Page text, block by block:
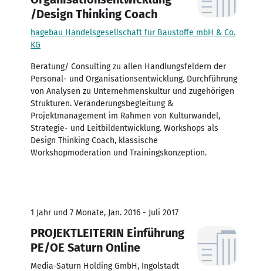
/Design Thinking Coach
hagebau Handelsgesellschaft für Baustoffe mbH & Co.
KG
Beratung/ Consulting zu allen Handlungsfeldern der
Personal- und Organisationsentwicklung. Durchführung
von Analysen zu Unternehmenskultur und zugehörigen
Strukturen. Veränderungsbegleitung &
Projektmanagement im Rahmen von Kulturwandel,
Strategie- und Leitbildentwicklung. Workshops als
Design Thinking Coach, klassische
Workshopmoderation und Trainingskonzeption.
1 Jahr und 7 Monate, Jan. 2016 - Juli 2017
PROJEKTLEITERIN Einführung
PE/OE Saturn Online
Media-Saturn Holding GmbH, Ingolstadt